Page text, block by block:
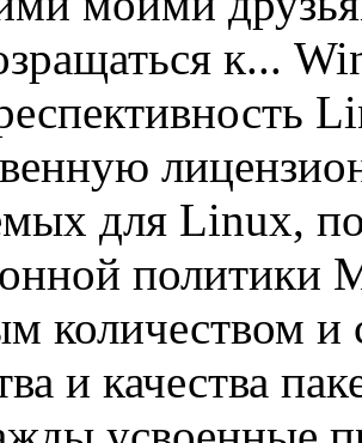
к...
для Linux,
политики
количеством и
и качества